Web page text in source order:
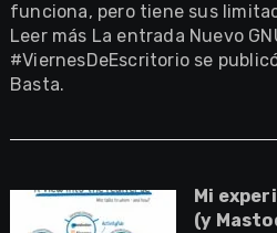
funciona, pero tiene sus
Leer más La entrada Nuevo
#ViernesDeEscritorio se
Basta.
Mi
(y